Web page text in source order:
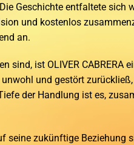
Geschichte entfaltete sich
und kostenlos
an.
sind, ist OLIVER CABRERA
und gestört
der Handlung ist es,
seine zukünftige Beziehung